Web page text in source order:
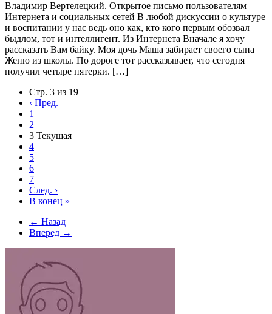
Владимир Вертелецкий. Открытое письмо пользователям
Интернета и социальных сетей В любой дискуссии о культуре
и воспитании у нас ведь оно как, кто кого первым обозвал
быдлом, тот и интеллигент. Из Интернета Вначале я хочу
рассказать Вам байку. Моя дочь Маша забирает своего сына
Женю из школы. По дороге тот рассказывает, что сегодня
получил четыре пятерки. […]
Стр. 3 из 19
‹ Пред.
1
2
3 Текущая
4
5
6
7
След. ›
В конец »
← Назад
Вперед →